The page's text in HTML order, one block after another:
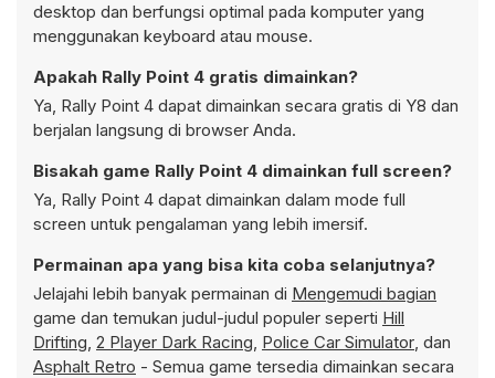
desktop dan berfungsi optimal pada komputer yang
menggunakan keyboard atau mouse.
Apakah Rally Point 4 gratis dimainkan?
Ya, Rally Point 4 dapat dimainkan secara gratis di Y8 dan
berjalan langsung di browser Anda.
Bisakah game Rally Point 4 dimainkan full screen?
Ya, Rally Point 4 dapat dimainkan dalam mode full
screen untuk pengalaman yang lebih imersif.
Permainan apa yang bisa kita coba selanjutnya?
Jelajahi lebih banyak permainan di Mengemudi bagian
game dan temukan judul-judul populer seperti Hill
Drifting, 2 Player Dark Racing, Police Car Simulator, dan
Asphalt Retro - Semua game tersedia dimainkan secara